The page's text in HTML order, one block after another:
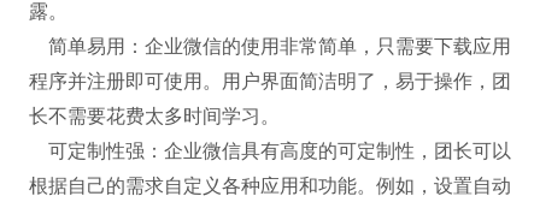
露。
简单易用：企业微信的使用非常简单，只需要下载应用
程序并注册即可使用。用户界面简洁明了，易于操作，团
长不需要花费太多时间学习。
可定制性强：企业微信具有高度的可定制性，团长可以
根据自己的需求自定义各种应用和功能。例如，设置自动